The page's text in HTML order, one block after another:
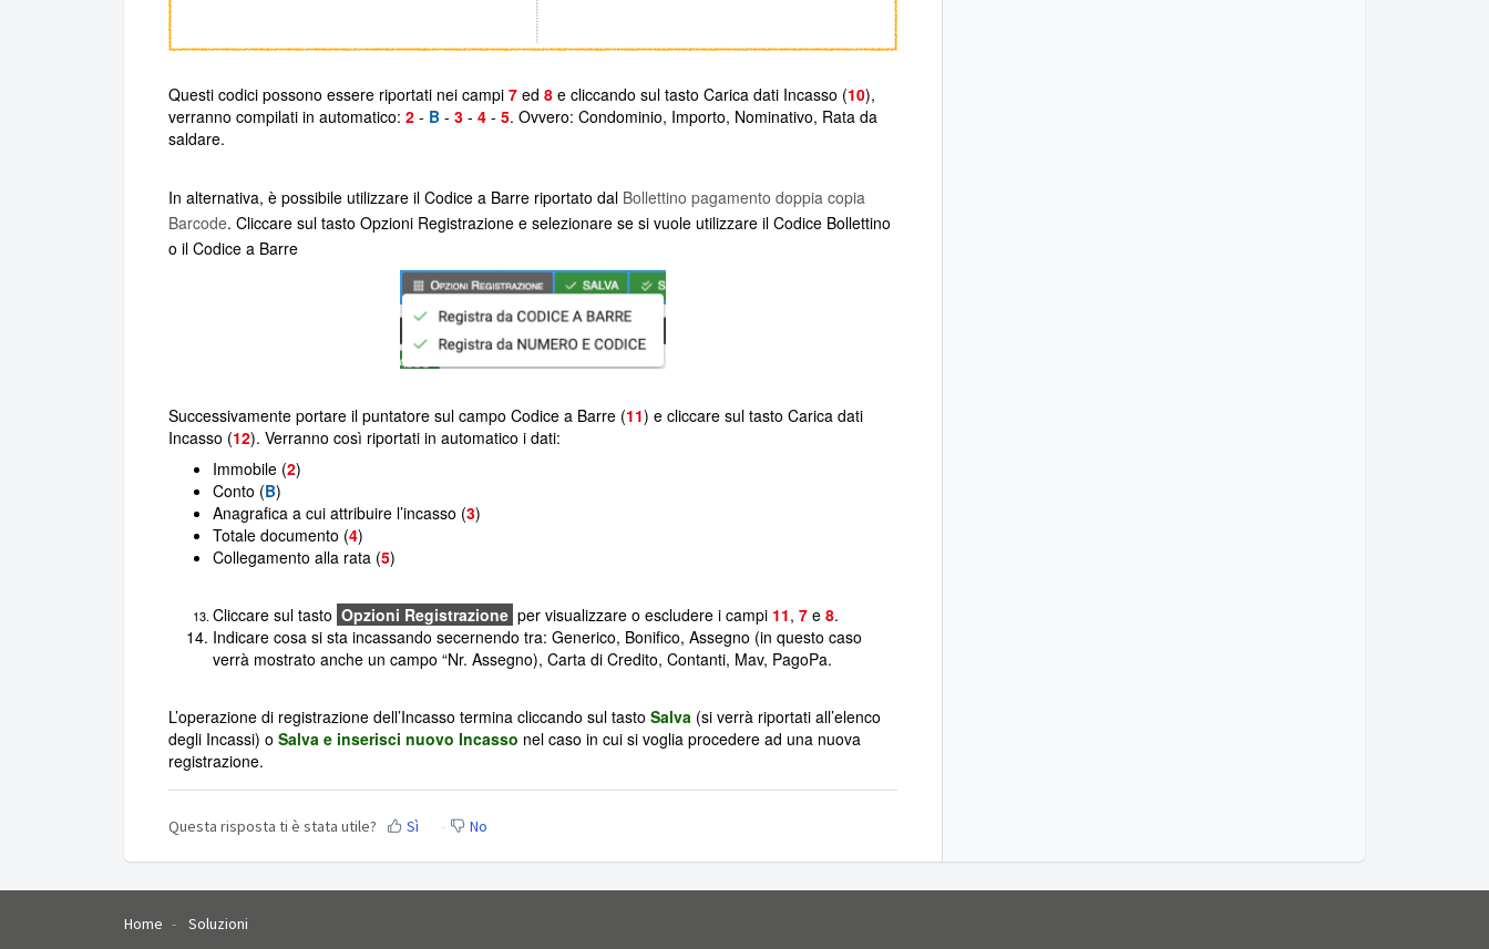
Questi codici possono essere riportati nei campi 7 ed 8 e cliccando sul tasto Carica dati Incasso (10),
verranno compilati in automatico: 2 - B - 3 - 4 - 5. Ovvero: Condominio, Importo, Nominativo, Rata da
saldare.
In alternativa, è possibile utilizzare il Codice a Barre riportato dal Bollettino pagamento doppia copia
Barcode. Cliccare sul tasto Opzioni Registrazione e selezionare se si vuole utilizzare il Codice Bollettino
o il Codice a Barre
Successivamente portare il puntatore sul campo Codice a Barre (11) e cliccare sul tasto Carica dati
Incasso (12). Verranno così riportati in automatico i dati:
Immobile (2)
Conto (B)
Anagrafica a cui attribuire l’incasso (3)
Totale documento (4)
Collegamento alla rata (5)
Cliccare sul tasto Opzioni Registrazione per visualizzare o escludere i campi 11, 7 e 8.
Indicare cosa si sta incassando secernendo tra: Generico, Bonifico, Assegno (in questo caso
verrà mostrato anche un campo “Nr. Assegno), Carta di Credito, Contanti, Mav, PagoPa.
L’operazione di registrazione dell’Incasso termina cliccando sul tasto Salva (si verrà riportati all’elenco
degli Incassi) o Salva e inserisci nuovo Incasso nel caso in cui si voglia procedere ad una nuova
registrazione.
Questa risposta ti è stata utile? Sì No
Home Soluzioni